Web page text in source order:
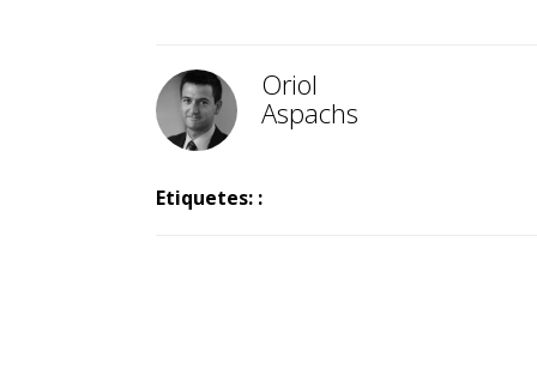
Oriol
Aspachs
Etiquetes: